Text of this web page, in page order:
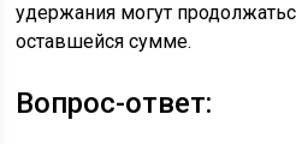
удержания могут
оставшейся сумме.
Вопрос-ответ: